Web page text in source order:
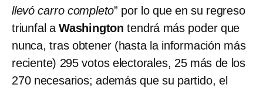
llevó carro completo” por lo que en su regreso
triunfal a Washingtontendrá más poder que
nunca, tras obtener (hasta la información más
reciente) 295 votos electorales, 25 más de los
270 necesarios; además que su partido, el